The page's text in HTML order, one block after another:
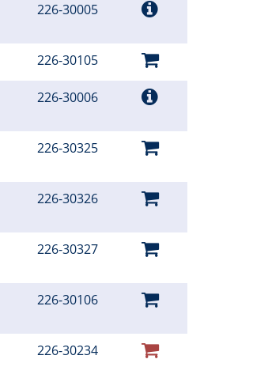
226-30005
226-30105
226-30006
226-30325
226-30326
226-30327
226-30106
226-30234